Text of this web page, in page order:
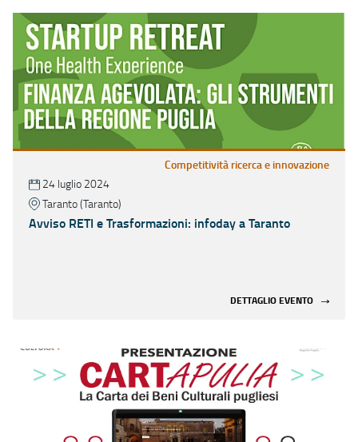
Competitività ricerca e innovazione
24 luglio 2024
Taranto (Taranto)
Avviso RETI e Trasformazioni: infoday a Taranto
DETTAGLIO EVENTO